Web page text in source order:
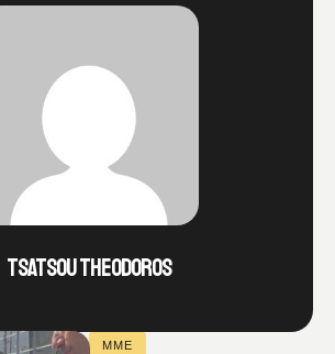
TSATSOU THEODOROS
ΜΜΕ